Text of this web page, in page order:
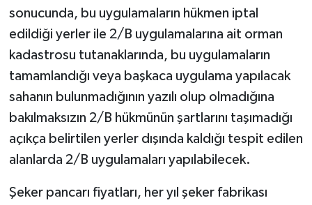
sonucunda, bu uygulamaların hükmen iptal
edildiği yerler ile 2/B uygulamalarına ait orman
kadastrosu tutanaklarında, bu uygulamaların
tamamlandığı veya başkaca uygulama yapılacak
sahanın bulunmadığının yazılı olup olmadığına
bakılmaksızın 2/B hükmünün şartlarını taşımadığı
açıkça belirtilen yerler dışında kaldığı tespit edilen
alanlarda 2/B uygulamaları yapılabilecek.
Şeker pancarı fiyatları, her yıl şeker fabrikası